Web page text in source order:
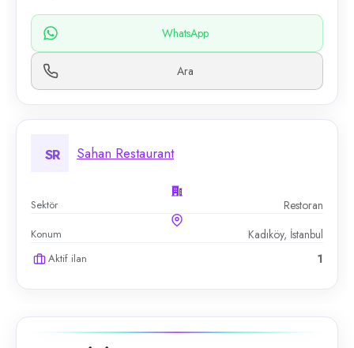
WhatsApp
Ara
SR Sahan Restaurant
Sektör Restoran
Konum Kadıköy, İstanbul
Aktif ilan 1